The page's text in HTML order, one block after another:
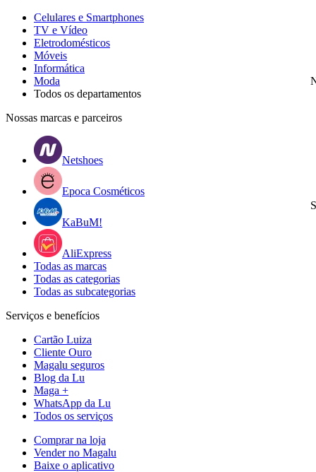
Celulares e Smartphones
TV e Vídeo
Eletrodomésticos
Móveis
Informática
Moda
Todos os departamentos
Nossas marcas e parceiros
Netshoes
Epoca Cosméticos
KaBuM!
AliExpress
Todas as marcas
Todas as categorias
Todas as subcategorias
Serviços e benefícios
Cartão Luiza
Cliente Ouro
Magalu seguros
Blog da Lu
Maga +
WhatsApp da Lu
Todos os serviços
Comprar na loja
Vender no Magalu
Baixe o aplicativo